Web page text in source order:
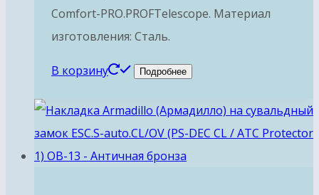
Comfort-PRO.PROFTelescope. Материал
изготовления: Сталь.
В корзину Подробнее